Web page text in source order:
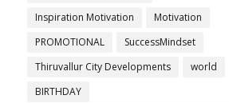
Inspiration Motivation
Motivation
PROMOTIONAL
SuccessMindset
Thiruvallur City Developments
world
BIRTHDAY